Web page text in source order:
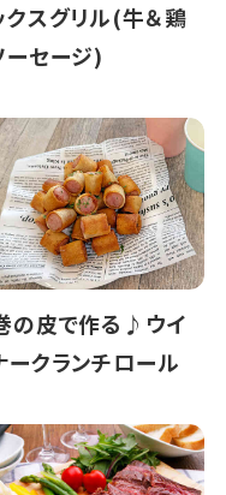
クスグリル(牛＆鶏
ーセージ)
の皮で作る♪ウイ
ークランチロール